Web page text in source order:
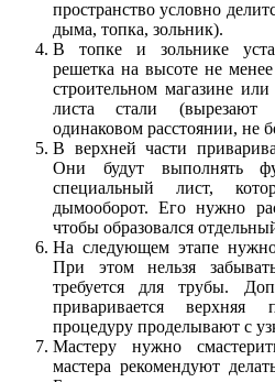
пространство условно
дыма, топка, зольник).
В топке и зольнике
решетка на высоте не
строительном магазине или
листа стали
одинаковом расстоянии, не
В верхней части
Они будут выполнять
специальный лист,
дымооборот. Его нужно
чтобы образовался
На следующем этапе
При этом нельзя
требуется для трубы.
приваривается верхняя
процедуру проделывают с
Мастеру нужно
мастера рекомендуют